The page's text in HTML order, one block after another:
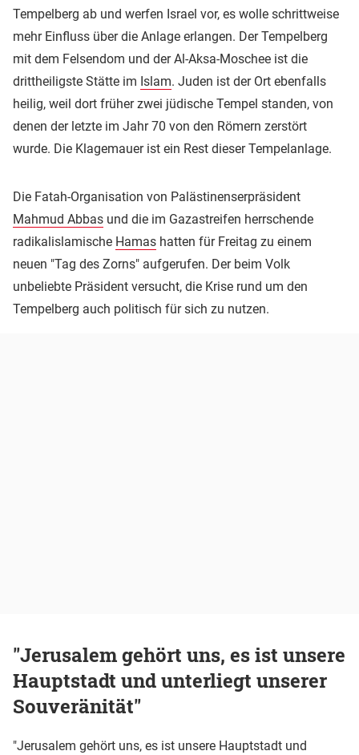
Tempelberg ab und werfen Israel vor, es wolle schrittweise
mehr Einfluss über die Anlage erlangen. Der Tempelberg
mit dem Felsendom und der Al-Aksa-Moschee ist die
drittheiligste Stätte im Islam. Juden ist der Ort ebenfalls
heilig, weil dort früher zwei jüdische Tempel standen, von
denen der letzte im Jahr 70 von den Römern zerstört
wurde. Die Klagemauer ist ein Rest dieser Tempelanlage.
Die Fatah-Organisation von Palästinenserpräsident
Mahmud Abbas und die im Gazastreifen herrschende
radikalislamische Hamas hatten für Freitag zu einem
neuen "Tag des Zorns" aufgerufen. Der beim Volk
unbeliebte Präsident versucht, die Krise rund um den
Tempelberg auch politisch für sich zu nutzen.
"Jerusalem gehört uns, es ist unsere
Hauptstadt und unterliegt unserer
Souveränität"
"Jerusalem gehört uns, es ist unsere Hauptstadt und